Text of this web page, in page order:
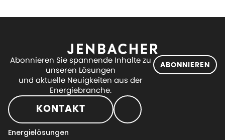
Abonnieren Sie spannende Inhalte zu
unseren Lösungen
und aktuelle Neuigkeiten aus der
Energiebranche.
ABONNIEREN
KONTAKT
Energielösungen